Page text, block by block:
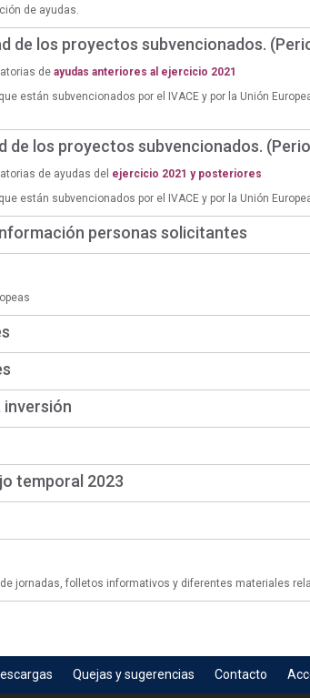
de ayudas.
de los proyectos subvencionados.
de ayudas anteriores al ejercicio 2021
están subvencionados por el IVACE y por la Unión
de los proyectos subvencionados.
de ayudas del ejercicio 2021 y posteriores
están subvencionados por el IVACE y por la Unión
personas solicitantes
inversión
temporal 2023
jornadas, folletos informativos y diferentes materiales
Quejas y sugerencias Contacto